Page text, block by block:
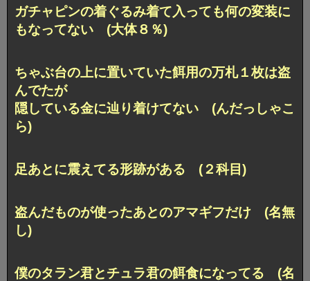
ガチャピンの着ぐるみ着て入っても何の変装に
もなってない (大体８％)
ちゃぶ台の上に置いていた餌用の万札１枚は盗
んでたが
隠している金に辿り着けてない (んだっしゃこ
ら)
足あとに震えてる形跡がある (２科目)
盗んだものが使ったあとのアマギフだけ (名無
し)
僕のタラン君とチュラ君の餌食になってる (名